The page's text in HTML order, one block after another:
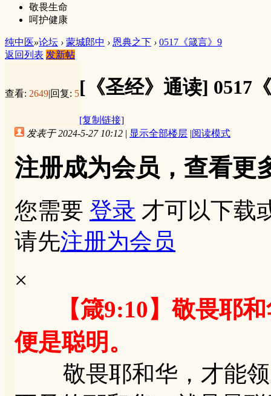
敬畏生命
呵护健康
纯中医»论坛 › 蒙城郎中 › 恩典之下 › 0517《箴言》9
返回列表 发新帖
查看: 2649|回复: 5[《圣经》通读] 0517
[复制链接]
发表于 2024-5-27 10:12 | 显示全部楼层 |阅读模式
注册成为会员，查看更
您需要 登录 才可以下载
请先注册为会员
×
【箴9:10】敬畏耶
便是聪明。
敬畏耶和华，才能领